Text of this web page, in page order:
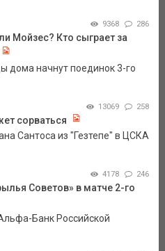
9368 286
Мойзес? Кто сыграет за
дома начнут поединок 3-го
13069 258
сорваться
Сантоса из "Гезтепе" в ЦСКА
4178 246
Советов» в матче 2-го
Банк Российской